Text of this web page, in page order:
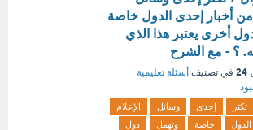
من أخبار إحدى الدول خاصة
أخرى يعتبر هذا الذي
؟ - مع الشرح
في تصنيف أسئلة تعليمية
تكثر إحدى وسائل
الإعلام
الدول خاصة وتهمل
دول